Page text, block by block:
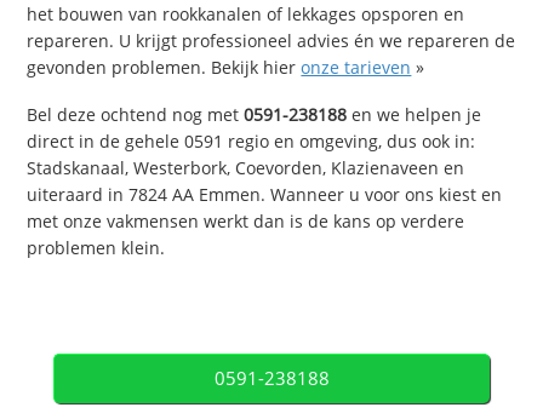
het bouwen van rookkanalen of lekkages opsporen en
repareren. U krijgt professioneel advies én we repareren de
gevonden problemen. Bekijk hieronze tarieven »
Bel deze ochtend nog met0591-238188 en we helpen je
direct in de gehele 0591 regio en omgeving, dus ook in:
Stadskanaal, Westerbork, Coevorden, Klazienaveen en
uiteraard in 7824 AA Emmen. Wanneer u voor ons kiest en
met onze vakmensen werkt dan is de kans op verdere
problemen klein.
0591-238188